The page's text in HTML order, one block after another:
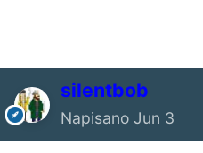
silentbob
Napisano Jun 3